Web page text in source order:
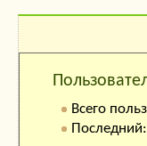
Всего
Последний: